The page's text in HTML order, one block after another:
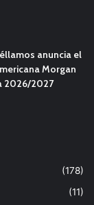
anuncia el
Morgan
2026/2027
(178)
(11)